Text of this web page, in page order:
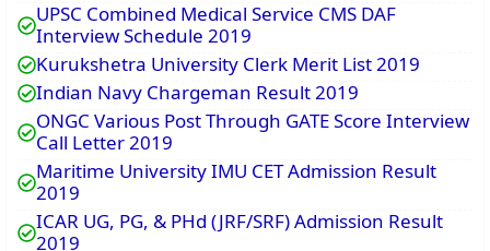
UPSC Combined Medical Service CMS DAF
Interview Schedule 2019
Kurukshetra University Clerk Merit List 2019
Indian Navy Chargeman Result 2019
ONGC Various Post Through GATE Score Interview
Call Letter 2019
Maritime University IMU CET Admission Result
2019
ICAR UG, PG, & PHd (JRF/SRF) Admission Result
2019